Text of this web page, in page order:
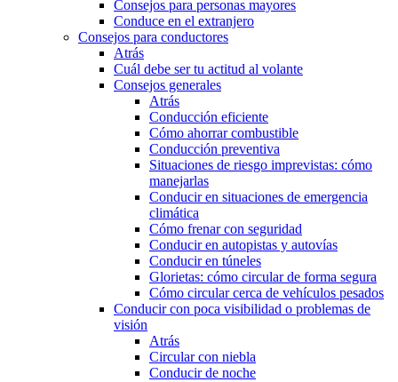
Consejos para personas mayores
Conduce en el extranjero
Consejos para conductores
Atrás
Cuál debe ser tu actitud al volante
Consejos generales
Atrás
Conducción eficiente
Cómo ahorrar combustible
Conducción preventiva
Situaciones de riesgo imprevistas: cómo
manejarlas
Conducir en situaciones de emergencia
climática
Cómo frenar con seguridad
Conducir en autopistas y autovías
Conducir en túneles
Glorietas: cómo circular de forma segura
Cómo circular cerca de vehículos pesados
Conducir con poca visibilidad o problemas de
visión
Atrás
Circular con niebla
Conducir de noche